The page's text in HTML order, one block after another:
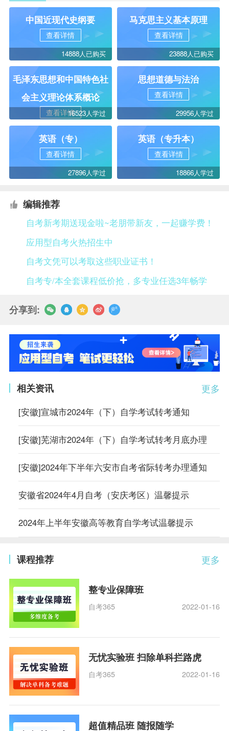
中国近现代史纲要
查看详情
14888人已购买
马克思主义基本原理
查看详情
23888人已购买
毛泽东思想和中国特色社
会主义理论体系概论
查看详情16523人学过
思想道德与法治
查看详情
29956人学过
英语（专）
查看详情
27896人学过
英语（专升本）
查看详情
18866人学过
编辑推荐
自考新考期送现金啦~老朋带新友，一起赚学费！
应用型自考火热招生中
自考文凭可以考取这些职业证书！
自考专/本全套课程低价抢，多专业任选3年畅学
分享到:
更多
相关资讯
[安徽]宣城市2024年（下）自学考试转考通知
[安徽]芜湖市2024年（下）自学考试转考月底办理
[安徽]2024年下半年六安市自考省际转考办理通知
安徽省2024年4月自考（安庆考区）温馨提示
2024年上半年安徽高等教育自学考试温馨提示
更多
课程推荐
整专业保障班
自考365 2022-01-16
无忧实验班 扫除单科拦路虎
自考365 2022-01-16
超值精品班 随报随学